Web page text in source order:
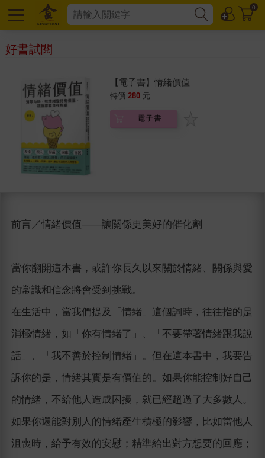
0
好書試閱
【電子書】情緒價值
特價 280 元
電子書
前言／情緒價值——讓關係更美好的催化劑
當你翻開這本書，或許你長久以來關於情緒、關係與愛
的常識和信念將會受到挑戰。
在生活中，當我們提及「情緒」這個詞時，往往指的是
消極情緒，如「你有情緒了」、「不要帶著情緒跟我說
話」、「我不善於控制情緒」。但在這本書中，我要告
訴你的是，情緒其實是有價值的。如果你能控制好自己
的情緒，不給他人造成困擾，就已經超過了大多數人。
如果你還能對別人的情緒產生積極的影響，比如當他人
沮喪時，給予有效的安慰；精準給出對方想要的回應；